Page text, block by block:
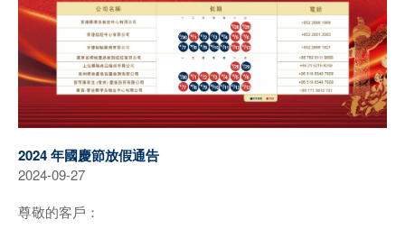
2024 年國慶節放假通告
2024-09-27
尊敬的客戶：